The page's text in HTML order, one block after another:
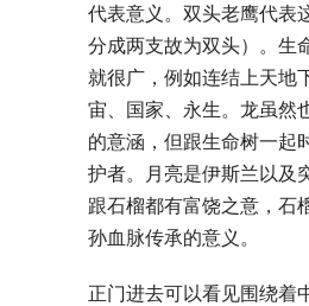
代表意义。双头老鹰代表
分成两支故为双头）。生
就很广，例如连结上天地
宙、国家、永生。龙虽然
的意涵，但跟生命树一起
护者。月亮是伊斯兰以及
跟石榴都有富饶之意，石
孙血脉传承的意义。
正门进去可以看见围绕着